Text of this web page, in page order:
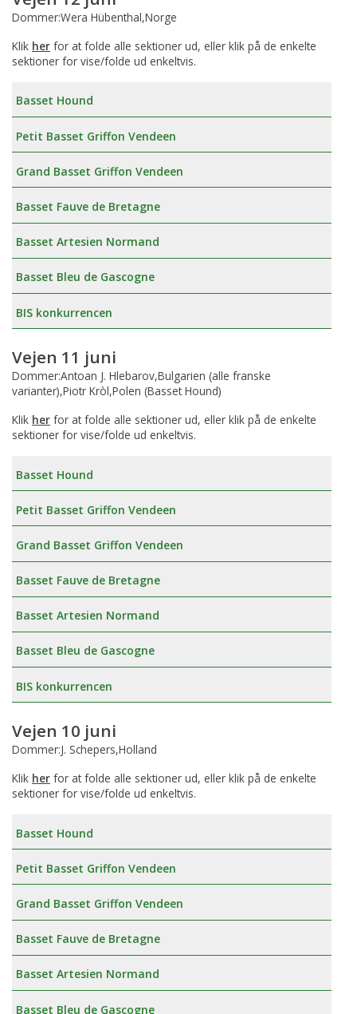
Dommer:Wera Hübenthal,Norge
Klik her for at folde alle sektioner ud, eller klik på de enkelte
sektioner for vise/folde ud enkeltvis.
Basset Hound
Petit Basset Griffon Vendeen
Grand Basset Griffon Vendeen
Basset Fauve de Bretagne
Basset Artesien Normand
Basset Bleu de Gascogne
BIS konkurrencen
Vejen 11 juni
Dommer:Antoan J. Hlebarov,Bulgarien (alle franske
varianter),Piotr Kròl,Polen (Basset Hound)
Klik her for at folde alle sektioner ud, eller klik på de enkelte
sektioner for vise/folde ud enkeltvis.
Basset Hound
Petit Basset Griffon Vendeen
Grand Basset Griffon Vendeen
Basset Fauve de Bretagne
Basset Artesien Normand
Basset Bleu de Gascogne
BIS konkurrencen
Vejen 10 juni
Dommer:J. Schepers,Holland
Klik her for at folde alle sektioner ud, eller klik på de enkelte
sektioner for vise/folde ud enkeltvis.
Basset Hound
Petit Basset Griffon Vendeen
Grand Basset Griffon Vendeen
Basset Fauve de Bretagne
Basset Artesien Normand
Basset Bleu de Gascogne